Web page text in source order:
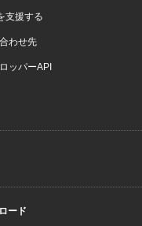
支援する
わせ先
ッパーAPI
ード